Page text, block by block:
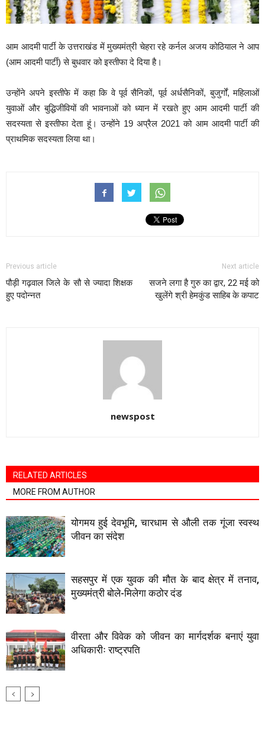
आम आदमी पार्टी के उत्तराखंड में मुख्यमंत्री चेहरा रहे कर्नल अजय कोठियाल ने आप
(आम आदमी पार्टी) से बुधवार को इस्तीफा दे दिया है।
उन्होंने अपने इस्तीफे में कहा कि वे पूर्व सैनिकों, पूर्व अर्धसैनिकों, बुजुर्गों, महिलाओं
युवाओं और बुद्धिजीवियों की भावनाओं को ध्यान में रखते हुए आम आदमी पार्टी की
सदस्यता से इस्तीफा देता हूं। उन्होंने 19 अप्रैल 2021 को आम आदमी पार्टी की
प्राथमिक सदस्यता लिया था।
Previous article
पौड़ी गढ़वाल जिले के सौ से ज्यादा शिक्षक
हुए पदोन्नत
Next article
सजने लगा है गुरु का द्वार, 22 मई को
खुलेंगे श्री हेमकुंड साहिब के कपाट
newspost
RELATED ARTICLES
MORE FROM AUTHOR
योगमय हुई देवभूमि, चारधाम से औली तक गूंजा स्वस्थ
जीवन का संदेश
सहसपुर में एक युवक की मौत के बाद क्षेत्र में तनाव,
मुख्यमंत्री बोले-मिलेगा कठोर दंड
वीरता और विवेक को जीवन का मार्गदर्शक बनाएं युवा
अधिकारीः राष्ट्रपति